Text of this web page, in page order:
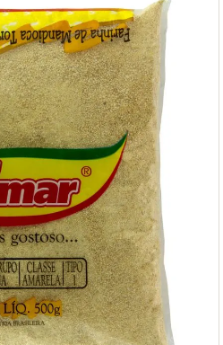
5 º
arroz
6º
sabonete
7º
oleo
8º
aniversario
9º
leite integral
10º chocolate